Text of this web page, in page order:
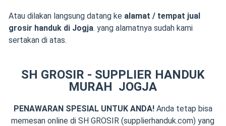
Atau dilakan langsung datang ke alamat / tempat jual
grosir handuk di Jogja. yang alamatnya sudah kami
sertakan di atas.
SH GROSIR - SUPPLIER HANDUK
MURAH JOGJA
PENAWARAN SPESIAL UNTUK ANDA!Anda tetap bisa
memesan online di SH GROSIR (supplierhanduk.com) yang